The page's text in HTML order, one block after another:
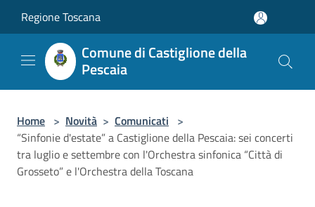
Regione Toscana
Comune di Castiglione della
Pescaia
Home > Novità > Comunicati >
“Sinfonie d'estate” a Castiglione della Pescaia: sei concerti
tra luglio e settembre con l'Orchestra sinfonica “Città di
Grosseto” e l'Orchestra della Toscana